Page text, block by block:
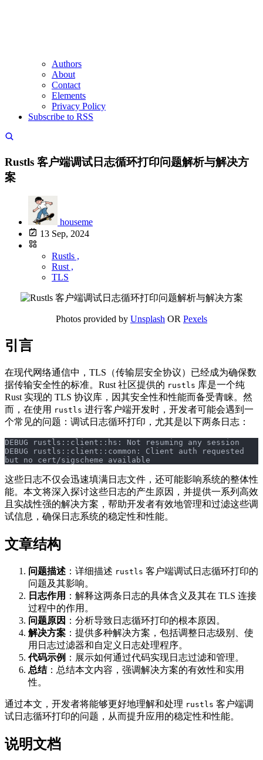
Authors
About
Contact
Elements
Privacy Policy
Subscribe to RSS
Rustls 客户端调试日志循环打印问题解析与解决方
案
houseme
13 Sep, 2024
Rustls ,
Rust ,
TLS
Photos provided by Unsplash OR Pexels
引言
在现代网络通信中，TLS（传输层安全协议）已经成为确保数
据传输安全性的标准。Rust 社区提供的 rustls 库是一个纯
Rust 实现的 TLS 协议库，因其安全性和性能而备受青睐。然
而，在使用 rustls 进行客户端开发时，开发者可能会遇到一
个常见的问题：调试日志循环打印，尤其是以下两条日志：
DEBUG rustls::client::hs: Not resuming any session
DEBUG rustls::client::common: Client auth requested
but no cert/sigscheme available
这些日志不仅会迅速填满日志文件，还可能影响系统的整体性
能。本文将深入探讨这些日志的产生原因，并提供一系列高效
且实战性强的解决方案，帮助开发者有效地管理和过滤这些调
试信息，确保日志系统的稳定性和性能。
文章结构
问题描述 ：详细描述 rustls 客户端调试日志循环打印的
问题及其影响。
日志作用 ：解释这两条日志的具体含义及其在 TLS 连接
过程中的作用。
问题原因 ：分析导致日志循环打印的根本原因。
解决方案 ：提供多种解决方案，包括调整日志级别、使
用日志过滤器和自定义日志处理程序。
代码示例 ：展示如何通过代码实现日志过滤和管理。
总结：总结本文内容，强调解决方案的有效性和实用
性。
通过本文，开发者将能够更好地理解和处理 rustls 客户端调
试日志循环打印的问题，从而提升应用的稳定性和性能。
说明文档